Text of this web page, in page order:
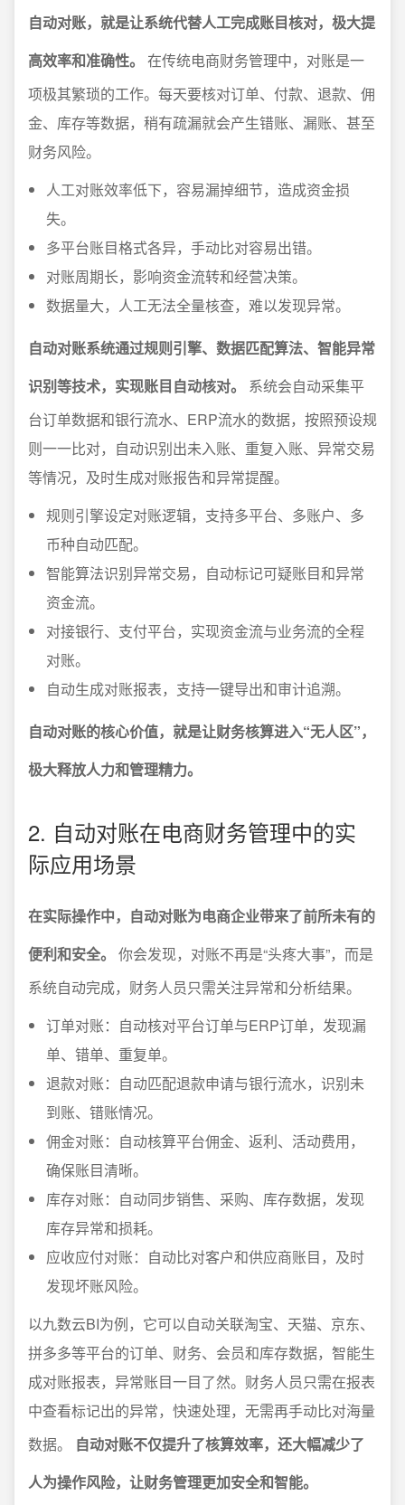
自动对账，就是让系统代替人工完成账目核对，极大提
高效率和准确性。
在传统电商财务管理中，对账是一
项极其繁琐的工作。每天要核对订单、付款、退款、佣
金、库存等数据，稍有疏漏就会产生错账、漏账、甚至
财务风险。
人工对账效率低下，容易漏掉细节，造成资金损
失。
多平台账目格式各异，手动比对容易出错。
对账周期长，影响资金流转和经营决策。
数据量大，人工无法全量核查，难以发现异常。
自动对账系统通过规则引擎、数据匹配算法、智能异常
识别等技术，实现账目自动核对。
系统会自动采集平
台订单数据和银行流水、ERP流水的数据，按照预设规
则一一比对，自动识别出未入账、重复入账、异常交易
等情况，及时生成对账报告和异常提醒。
规则引擎设定对账逻辑，支持多平台、多账户、多
币种自动匹配。
智能算法识别异常交易，自动标记可疑账目和异常
资金流。
对接银行、支付平台，实现资金流与业务流的全程
对账。
自动生成对账报表，支持一键导出和审计追溯。
自动对账的核心价值，就是让财务核算进入“无人区”，
极大释放人力和管理精力。
2. 自动对账在电商财务管理中的实
际应用场景
在实际操作中，自动对账为电商企业带来了前所未有的
便利和安全。
你会发现，对账不再是“头疼大事”，而是
系统自动完成，财务人员只需关注异常和分析结果。
订单对账：自动核对平台订单与ERP订单，发现漏
单、错单、重复单。
退款对账：自动匹配退款申请与银行流水，识别未
到账、错账情况。
佣金对账：自动核算平台佣金、返利、活动费用，
确保账目清晰。
库存对账：自动同步销售、采购、库存数据，发现
库存异常和损耗。
应收应付对账：自动比对客户和供应商账目，及时
发现坏账风险。
以九数云BI为例，它可以自动关联淘宝、天猫、京东、
拼多多等平台的订单、财务、会员和库存数据，智能生
成对账报表，异常账目一目了然。财务人员只需在报表
中查看标记出的异常，快速处理，无需再手动比对海量
数据。 自动对账不仅提升了核算效率，还大幅减少了
人为操作风险，让财务管理更加安全和智能。